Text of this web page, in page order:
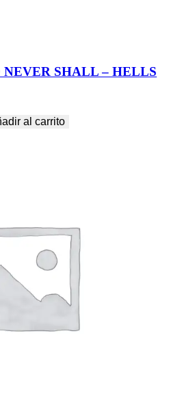
NEVER SHALL – HELLS
al carrito